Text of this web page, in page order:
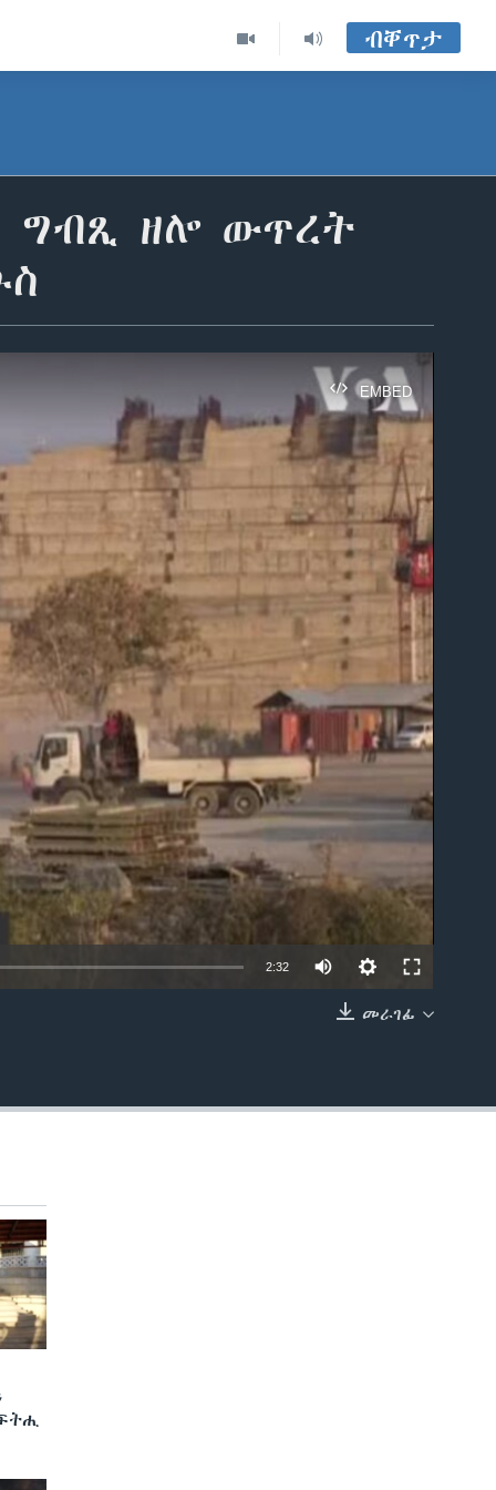
ብቐጥታ
ግብጺ ዘሎ ውጥረት
EMBED
2:32
መራገፊ